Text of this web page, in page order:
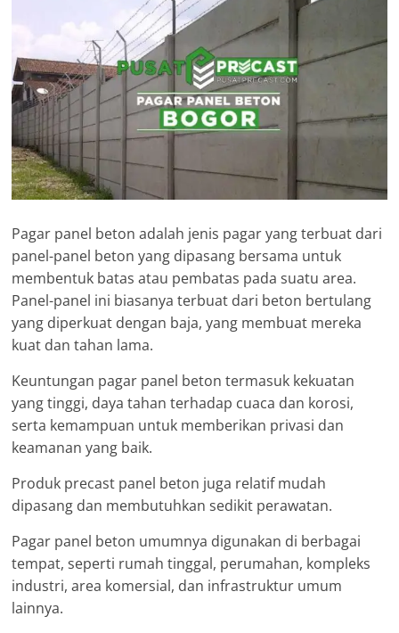
Pagar panel beton adalah jenis pagar yang terbuat dari
panel-panel beton yang dipasang bersama untuk
membentuk batas atau pembatas pada suatu area.
Panel-panel ini biasanya terbuat dari beton bertulang
yang diperkuat dengan baja, yang membuat mereka
kuat dan tahan lama.
Keuntungan pagar panel beton termasuk kekuatan
yang tinggi, daya tahan terhadap cuaca dan korosi,
serta kemampuan untuk memberikan privasi dan
keamanan yang baik.
Produk precast panel beton juga relatif mudah
dipasang dan membutuhkan sedikit perawatan.
Pagar panel beton umumnya digunakan di berbagai
tempat, seperti rumah tinggal, perumahan, kompleks
industri, area komersial, dan infrastruktur umum
lainnya.